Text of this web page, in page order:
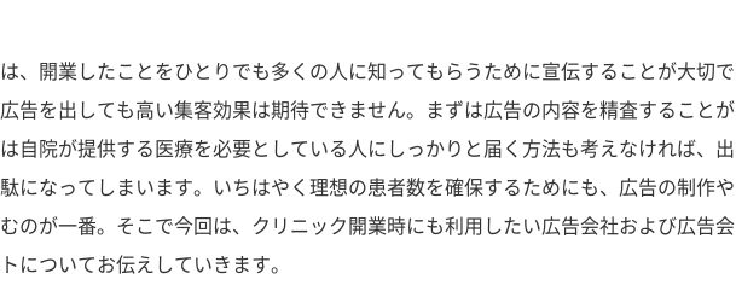
、開業したことをひとりでも多くの人に知ってもらうために宣伝することが大切で
告を出しても高い集客効果は期待できません。まずは広告の内容を精査することが
自院が提供する医療を必要としている人にしっかりと届く方法も考えなければ、出
になってしまいます。いちはやく理想の患者数を確保するためにも、広告の制作や
のが一番。そこで今回は、クリニック開業時にも利用したい広告会社および広告会
についてお伝えしていきます。